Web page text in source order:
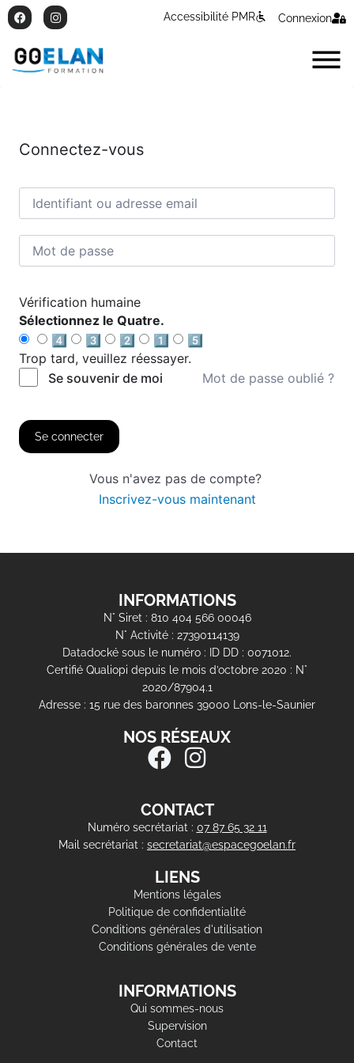
Accessibilité PMR Connexion
Connectez-vous
Vérification humaine
Sélectionnez le Quatre.
4️⃣
3️⃣ 2️⃣ 1️⃣
5️⃣
Trop tard, veuillez réessayer.
Se souvenir de moi
Mot de passe oublié ?
Se connecter
Vous n'avez pas de compte?
Inscrivez-vous maintenant
INFORMATIONS
N° Siret : 810 404 566 00046
N° Activité : 27390114139
Datadocké sous le numéro : ID DD : 0071012.
Certifié Qualiopi depuis le mois d’octobre 2020 : N°
2020/87904.1
Adresse : 15 rue des baronnes 39000 Lons-le-Saunier
NOS RÉSEAUX
CONTACT
Numéro secrétariat : 07 87 65 32 11
Mail secrétariat : secretariat@espacegoelan.fr
LIENS
Mentions légales
Politique de confidentialité
Conditions générales d'utilisation
Conditions générales de vente
INFORMATIONS
Qui sommes-nous
Supervision
Contact